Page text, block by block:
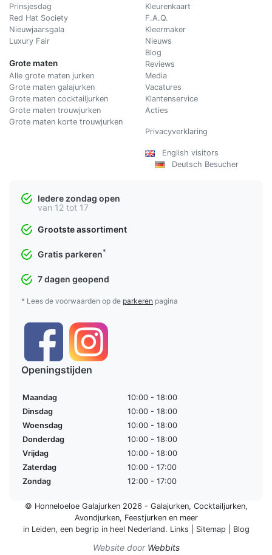
Prinsjesdag
Red Hat Society
Nieuwjaarsgala
Luxury Fair
Grote maten
Alle grote maten jurken
Grote maten galajurken
Grote maten cocktailjurken
Grote maten trouwjurken
Grote maten korte trouwjurken
Kleurenkaart
F.A.Q.
Kleermaker
Nieuws
Blog
Reviews
Media
Vacatures
Klantenservice
Acties
Privacyverklaring
English visitors
Deutsch Besucher
Iedere zondag open
van 12 tot 17
Grootste assortiment
Gratis parkeren*
7 dagen geopend
* Lees de voorwaarden op de parkeren pagina
Openingstijden
Maandag
10:00 - 18:00
Dinsdag
10:00 - 18:00
Woensdag
10:00 - 18:00
Donderdag
10:00 - 18:00
Vrijdag
10:00 - 18:00
Zaterdag
10:00 - 17:00
Zondag
12:00 - 17:00
© Honneloeloe Galajurken 2026 - Galajurken, Cocktailjurken,
Avondjurken, Feestjurkenen meer
in Leiden, een begrip in heel Nederland. Links Sitemap Blog
Website door Webbits